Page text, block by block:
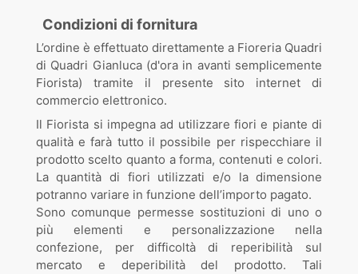
Condizioni di fornitura
L’ordine è effettuato direttamente a Fioreria Quadri
di Quadri Gianluca (d'ora in avanti semplicemente
Fiorista) tramite il presente sito internet di
commercio elettronico.
Il Fiorista si impegna ad utilizzare fiori e piante di
qualità e farà tutto il possibile per rispecchiare il
prodotto scelto quanto a forma, contenuti e colori.
La quantità di fiori utilizzati e/o la dimensione
potranno variare in funzione dell’importo pagato.
Sono comunque permesse sostituzioni di uno o
più elementi e personalizzazione nella
confezione, per difficoltà di reperibilità sul
mercato e deperibilità del prodotto. Tali